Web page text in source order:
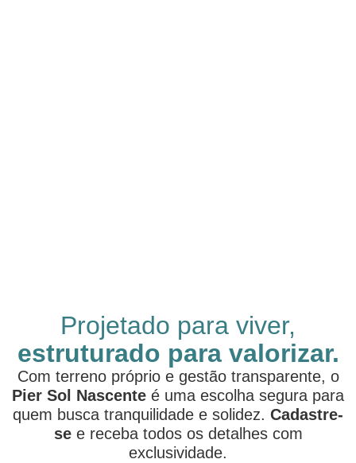
Projetado para viver,
estruturado para valorizar.
Com terreno próprio e gestão transparente, o
Pier Sol Nascente é uma escolha segura para
quem busca tranquilidade e solidez. Cadastre-
se e receba todos os detalhes com
exclusividade.